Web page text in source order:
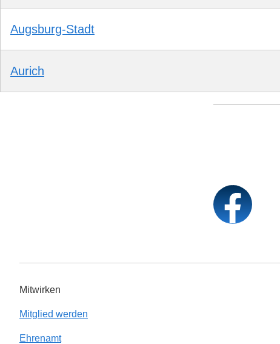
Augsburg-Stadt
Aurich
Mitwirken
Mitglied werden
Ehrenamt